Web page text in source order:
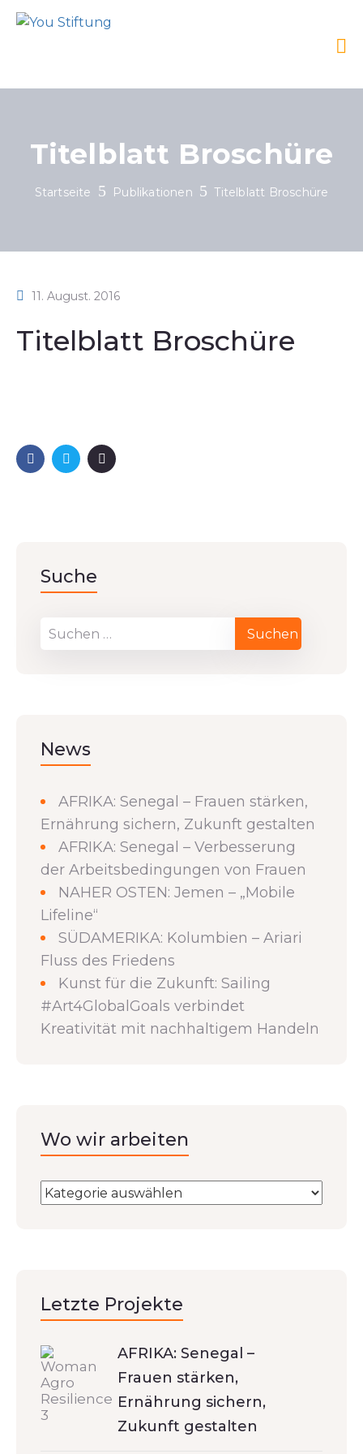
Titelblatt Broschüre
Startseite Publikationen Titelblatt Broschüre
11. August. 2016
Titelblatt Broschüre
Suche
News
AFRIKA: Senegal – Frauen stärken,
Ernährung sichern, Zukunft gestalten
AFRIKA: Senegal – Verbesserung
der Arbeitsbedingungen von Frauen
NAHER OSTEN: Jemen – „Mobile
Lifeline“
SÜDAMERIKA: Kolumbien – Ariari
Fluss des Friedens
Kunst für die Zukunft: Sailing
#Art4GlobalGoals verbindet
Kreativität mit nachhaltigem Handeln
Wo wir arbeiten
Letzte Projekte
AFRIKA: Senegal –
Frauen stärken,
Ernährung sichern,
Zukunft gestalten